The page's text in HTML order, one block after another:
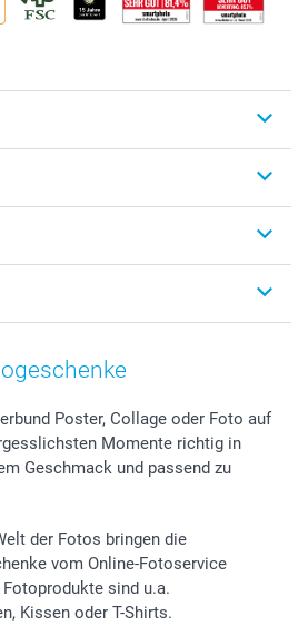
& Poster
(PDF)
Poster, Collage oder Foto auf
Momente richtig in
Geschmack und passend zu
der Fotos bringen die
vom Online-Fotoservice
sind u.a.
Kissen oder T-Shirts.